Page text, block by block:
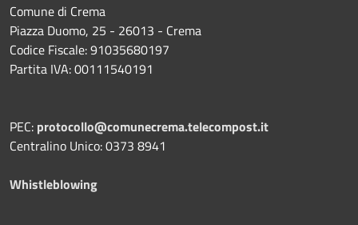
Comune di Crema
Piazza Duomo, 25 - 26013 - Crema
Codice Fiscale: 91035680197
Partita IVA: 00111540191
PEC: protocollo@comunecrema.telecompost.it
Centralino Unico: 0373 8941
Whistleblowing